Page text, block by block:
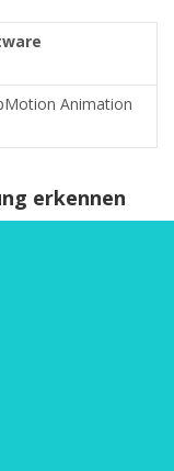
Animation
erkennen